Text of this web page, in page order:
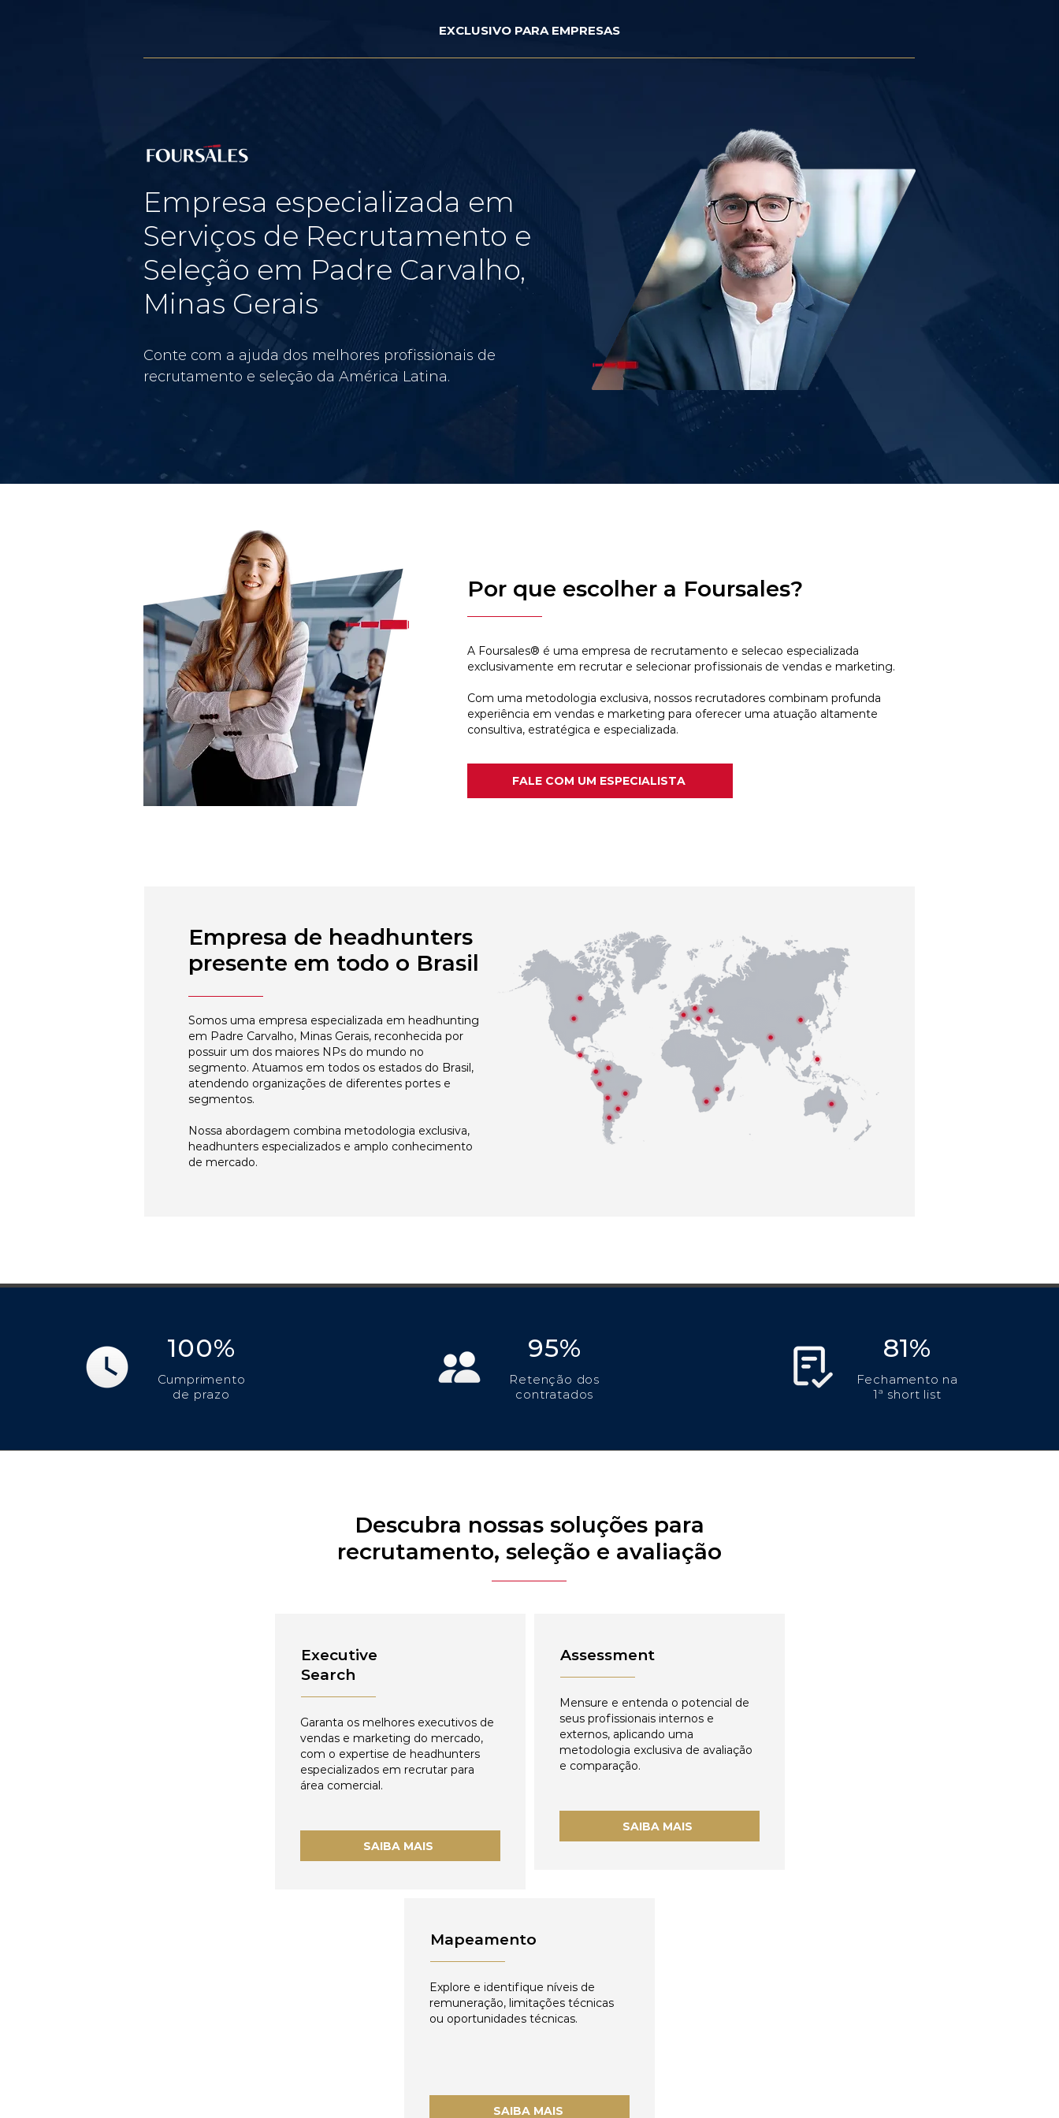
EXCLUSIVO PARA EMPRESAS
Empresa especializada em
Serviços de Recrutamento e
Seleção em Padre Carvalho,
Minas Gerais
Conte com a ajuda dos melhores profissionais de
recrutamento e seleção da América Latina.
Por que escolher a Foursales?
A Foursales® é uma empresa de recrutamento e selecao especializada
exclusivamente em recrutar e selecionar profissionais de vendas e marketing.
Com uma metodologia exclusiva, nossos recrutadores combinam profunda
experiência em vendas e marketing para oferecer uma atuação altamente
consultiva, estratégica e especializada.
FALE COM UM ESPECIALISTA
Empresa de headhunters
presente em todo o Brasil
Somos uma empresa especializada em headhunting
em Padre Carvalho, Minas Gerais, reconhecida por
possuir um dos maiores NPs do mundo no
segmento. Atuamos em todos os estados do Brasil,
atendendo organizações de diferentes portes e
segmentos.
Nossa abordagem combina metodologia exclusiva,
headhunters especializados e amplo conhecimento
de mercado.
100%
Cumprimento
de prazo
95%
Retenção dos
contratados
81%
Fechamento na
1ª short list
Descubra nossas soluções para
recrutamento, seleção e avaliação
Executive
Search
Garanta os melhores executivos de
vendas e marketing do mercado,
com o expertise de headhunters
especializados em recrutar para
área comercial.
SAIBA MAIS
Assessment
Mensure e entenda o potencial de
seus profissionais internos e
externos, aplicando uma
metodologia exclusiva de avaliação
e comparação.
SAIBA MAIS
Mapeamento
Explore e identifique níveis de
remuneração, limitações técnicas
ou oportunidades técnicas.
SAIBA MAIS